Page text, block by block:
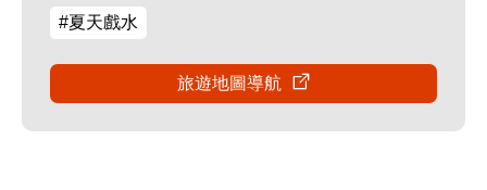
#夏天戲水
旅遊地圖導航